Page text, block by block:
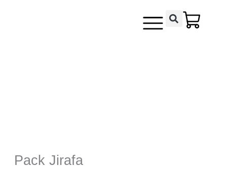
Pack Jirafa